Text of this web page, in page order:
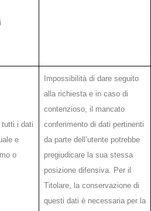
i dati
e
o
Impossibilità di dare seguito
alla richiesta e in caso di
contenzioso, il mancato
conferimento di dati pertinenti
da parte dell’utente potrebbe
pregiudicare la sua stessa
posizione difensiva. Per il
Titolare, la conservazione di
questi dati è necessaria per la